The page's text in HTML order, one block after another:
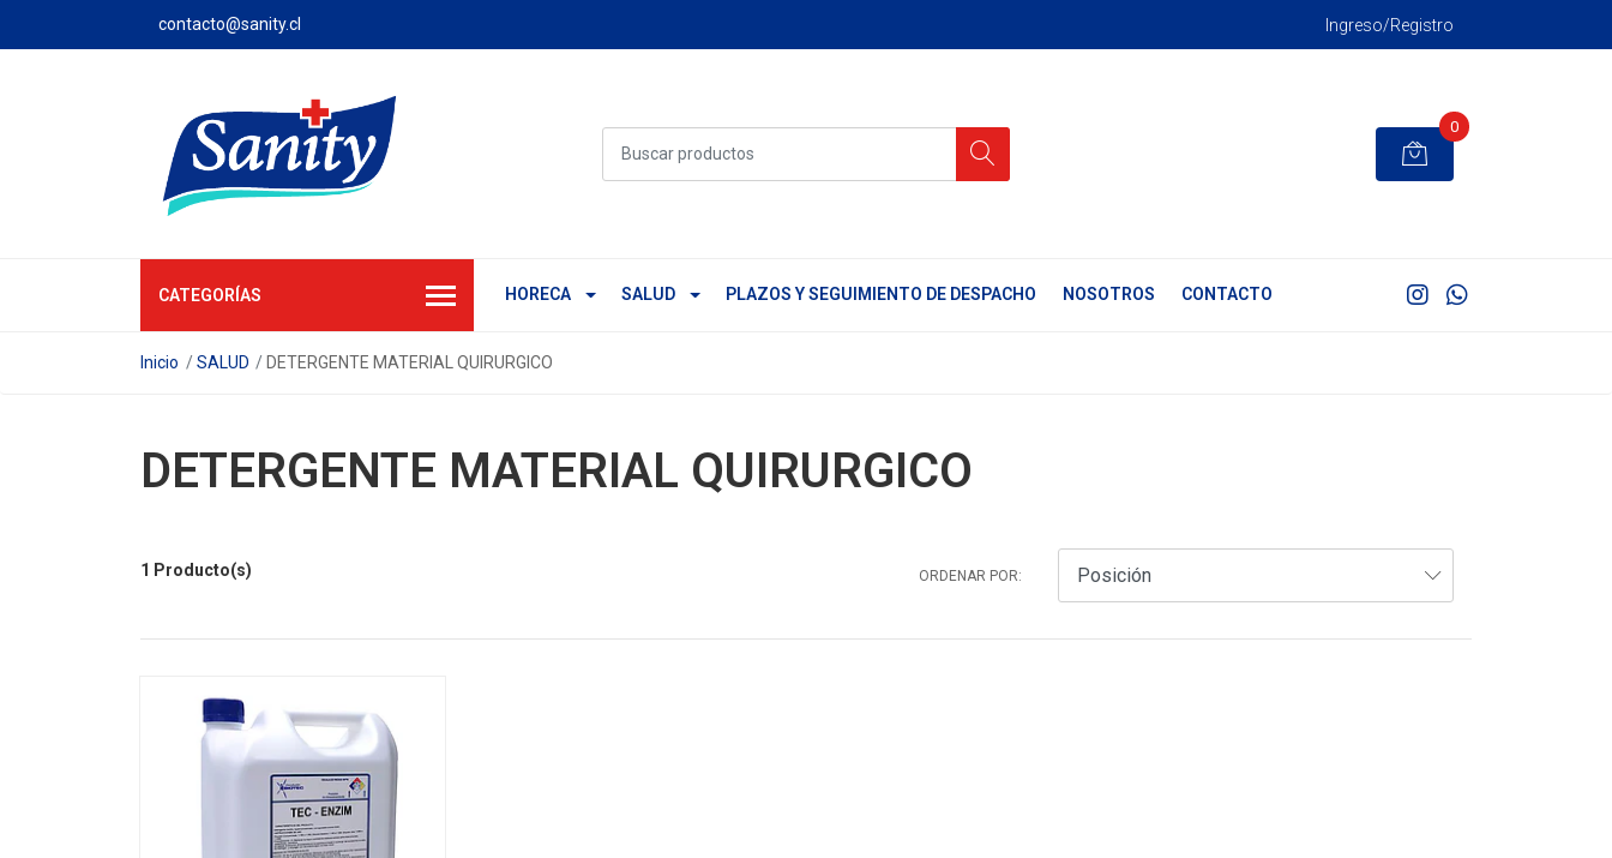
contacto@sanity.cl Ingreso/Registro
0
CATEGORÍAS HORECA SALUD PLAZOS Y SEGUIMIENTO DE DESPACHO NOSOTROS CONTACTO
Inicio SALUD DETERGENTE MATERIAL QUIRURGICO
DETERGENTE MATERIAL QUIRURGICO
1 Producto(s) ORDENAR POR: